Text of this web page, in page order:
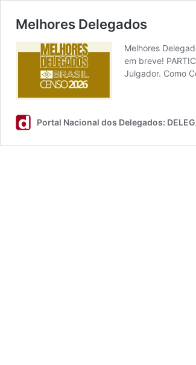
Melhores Delegados
Melhores
em breve!
Julgador. Como
Portal Nacional dos Delegados: